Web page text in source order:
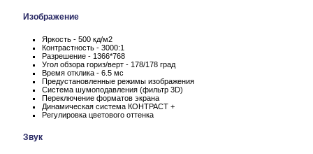
Изображение
Яркость - 500 кд/м2
Контрастность - 3000:1
Разрешение - 1366*768
Угол обзора гориз/верт - 178/178 град
Время отклика - 6.5 мс
Предустановленные режимы изображения
Система шумоподавления (фильтр 3D)
Переключение форматов экрана
Динамическая система КОНТРАСТ +
Регулировка цветового оттенка
Звук